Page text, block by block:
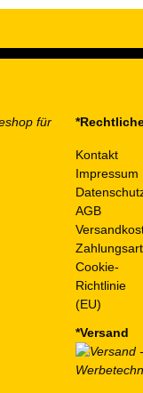
Kontakt
Impressum
AGB
Cookie-
Richtlinie
(EU)
*Versand